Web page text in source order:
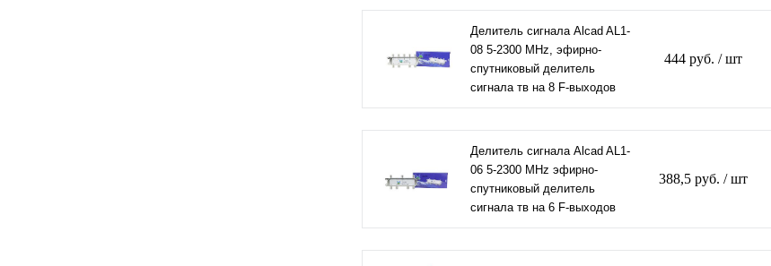
Делитель сигнала Alcad AL1-
08 5-2300 MHz, эфирно-
спутниковый делитель
сигнала тв на 8 F-выходов
444 руб. / шт
Делитель сигнала Alcad AL1-
06 5-2300 MHz эфирно-
спутниковый делитель
сигнала тв на 6 F-выходов
388,5 руб. / шт